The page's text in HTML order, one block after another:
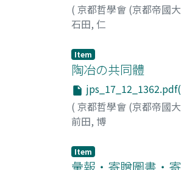
( 京都哲學會 (京都帝國
石田, 仁
Item
陶冶の共同體
( 京都哲學會 (京都帝國
前田, 博
Item
彙報・寄贈圖書・